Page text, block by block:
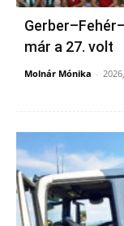
már a 27. volt
Molnár Mónika -